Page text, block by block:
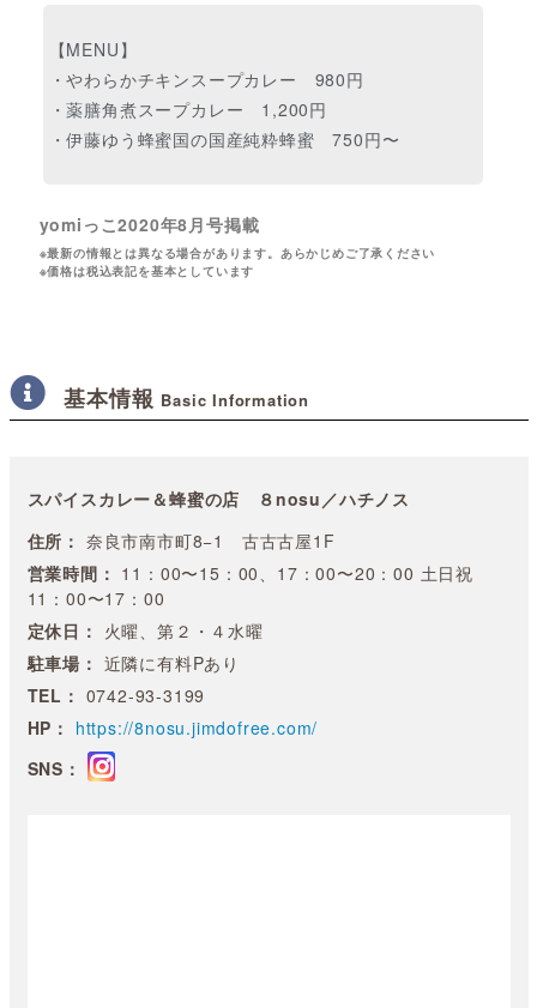
【MENU】
・やわらかチキンスープカレー 980円
・薬膳角煮スープカレー 1,200円
・伊藤ゆう蜂蜜国の国産純粋蜂蜜 750円〜
yomiっこ2020年8月号掲載
※最新の情報とは異なる場合があります。あらかじめご了承ください
※価格は税込表記を基本としています
基本情報 Basic Information
スパイスカレー＆蜂蜜の店 ８nosu／ハチノス
住所： 奈良市南市町8−1 古古古屋1F
営業時間： 11：00〜15：00、17：00〜20：00 土日祝
11：00〜17：00
定休日： 火曜、第２・４水曜
駐車場： 近隣に有料Pあり
TEL： 0742-93-3199
HP： https://8nosu.jimdofree.com/
SNS：